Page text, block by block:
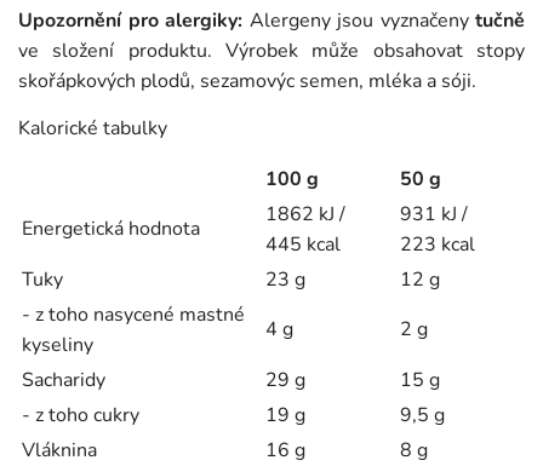
Upozornění pro alergiky: Alergeny jsou vyznačeny tučně
ve složení produktu. Výrobek může obsahovat stopy
skořápkových plodů, sezamovýc semen, mléka a sóji.
Kalorické tabulky
100 g
50 g
Energetická hodnota
1862 kJ /
445 kcal
931 kJ /
223 kcal
Tuky
23 g
12 g
- z toho nasycené mastné
kyseliny
4 g
2 g
Sacharidy
29 g
15 g
- z toho cukry
19 g
9,5 g
Vláknina
16 g
8 g